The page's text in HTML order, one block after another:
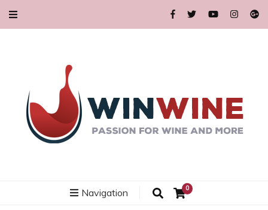
Navigation 0